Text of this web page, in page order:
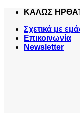
Skip
content
ΚΑΛΩΣ
Σχετικά με
Επικοινωνία
Newsletter